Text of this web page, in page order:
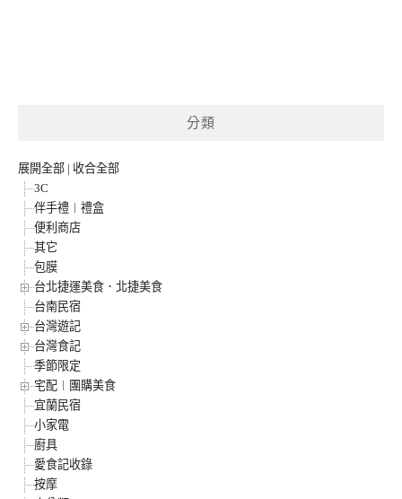
分類
展開全部 | 收合全部
3C
伴手禮︱禮盒
便利商店
其它
包膜
台北捷運美食．北捷美食
台南民宿
台灣遊記
台灣食記
季節限定
宅配︱團購美食
宜蘭民宿
小家電
廚具
愛食記收錄
按摩